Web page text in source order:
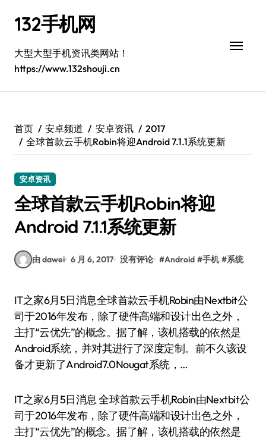
132手机网
大型大型手机资讯类网站！
https://www.132shouji.cn
首页 安卓频道 安卓资讯
2017
全球首款云手机Robin将迎Android 7.1.1系统更新
安卓资讯
全球首款云手机Robin将迎
Android 7.1.1系统更新
由 dawei 6 月 6, 2017 没有评论 #Android #手机 #系统
IT之家6月5日消息全球首款云手机Robin由Nextbit公
司于2016年发布，除了硬件高端和设计出色之外，
主打“云优先”的概念。据了解，该机搭载的依然是
Android系统，并对其进行了深度定制。前不久该设
备才更新了Android7.0Nougat系统，…
IT之家6月5日消息 全球首款云手机Robin由Nextbit公
司于2016年发布，除了硬件高端和设计出色之外，
主打“云优先”的概念。据了解，该机搭载的依然是